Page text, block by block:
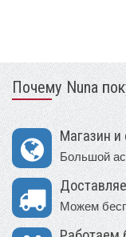
Почему Nuna
Магазин и
Большой
Можем